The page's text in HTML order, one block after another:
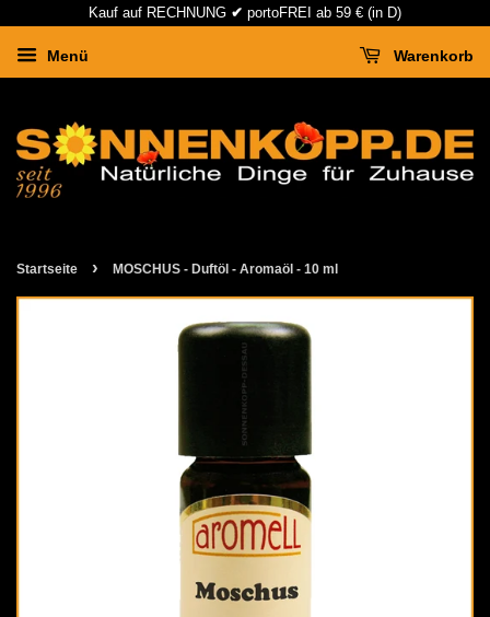
Kauf auf RECHNUNG ✔ portoFREI ab 59 € (in D)
Menü Warenkorb
Startseite › MOSCHUS - Duftöl - Aromaöl - 10 ml